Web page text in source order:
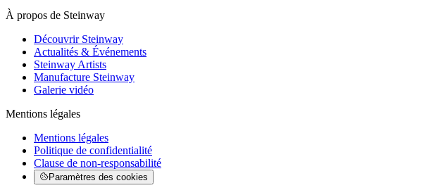
À propos de Steinway
Découvrir Steinway
Actualités & Événements
Steinway Artists
Manufacture Steinway
Galerie vidéo
Mentions légales
Mentions légales
Politique de confidentialité
Clause de non-responsabilité
Paramètres des cookies